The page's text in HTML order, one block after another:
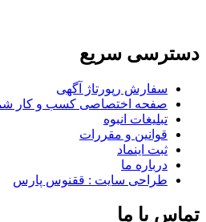
دسترسی سریع
سفارش رپورتاژ آگهی
صفحه اختصاصی کسب و کار
تبلیغات انبوه
قوانین و مقررات
ثبت اینماد
درباره ما
طراحی سایت : ققنوس پارس
تماس با ما